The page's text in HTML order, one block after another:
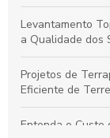
Levantamento
a Qualidade dos
Projetos de
Eficiente de
Entenda o Custo